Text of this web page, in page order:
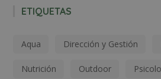
ETIQUETAS
Aqua Dirección y Gestión
Nutrición Outdoor